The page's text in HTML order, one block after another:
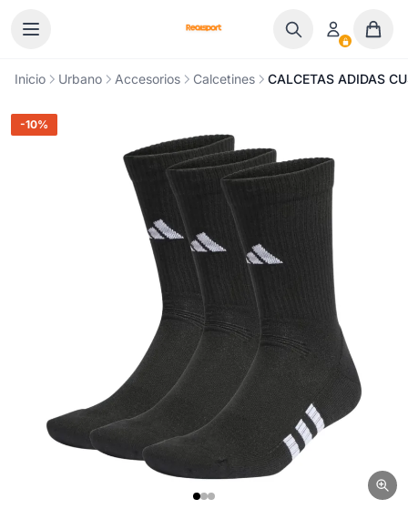
Inicio Urbano Accesorios Calcetines CALCETAS ADIDAS
-10%